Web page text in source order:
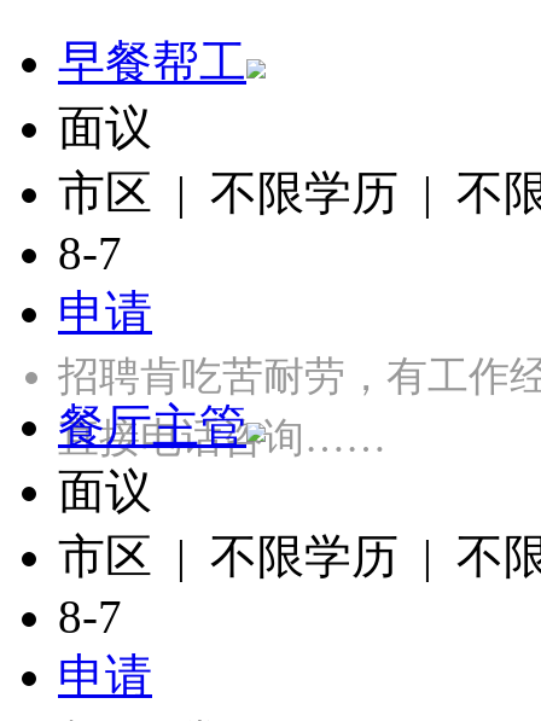
早餐帮工
面议
市区 | 不限学历 | 不
8-7
申请
招聘肯吃苦耐劳，有工作
直接电话咨询……
餐厅主管
面议
市区 | 不限学历 | 不
8-7
申请